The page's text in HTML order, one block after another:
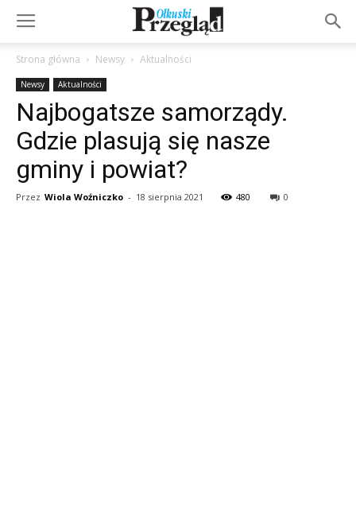
Strona główna Newsy Aktualności
Newsy Aktualności
Najbogatsze samorządy.
Gdzie plasują się nasze
gminy i powiat?
Przez Wiola Woźniczko - 18 sierpnia 2021 480 0